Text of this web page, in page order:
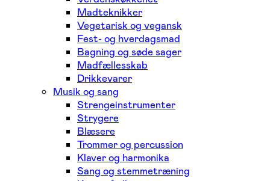
Madteknikker
Vegetarisk og vegansk
Fest- og hverdagsmad
Bagning og søde sager
Madfællesskab
Drikkevarer
Musik og sang
Strengeinstrumenter
Strygere
Blæsere
Trommer og percussion
Klaver og harmonika
Sang og stemmetræning